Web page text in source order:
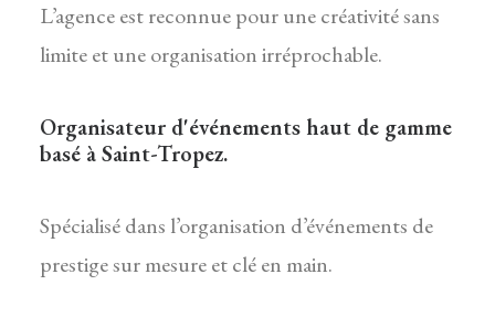
L’agence est reconnue pour une créativité sans
limite et une organisation irréprochable.
Organisateur d'événements haut de gamme
basé à Saint-Tropez.
Spécialisé dans l’organisation d’événements de
prestige sur mesure et clé en main.